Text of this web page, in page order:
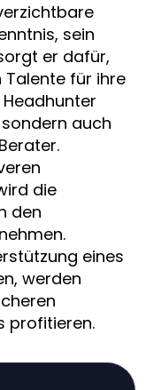
sein
er dafür,
für ihre
auch
die
den
eines
werden
profitieren.